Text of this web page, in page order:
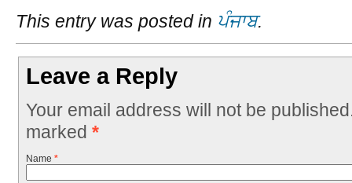
This entry was posted in ਪੰਜਾਬ.
Leave a Reply
Your email address will not be
marked *
Name *